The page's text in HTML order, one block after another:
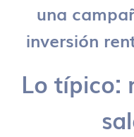
una
inversión
Lo típico: